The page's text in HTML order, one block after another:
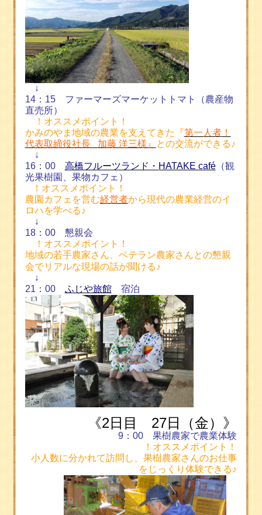
↓
14： 15ファーマーズマーケットトマト（農産物
直売所）
！オススメポイント！
かみのやま地域の農業を支えてきた『第一人者！
代表取締役社長 加藤 洋三様』
との交流ができる♪
↓
16： 00 高橋フルーツランド・ HATAKE café（観
光果樹園、果物カフェ）
！オススメポイント！
農園カフェを営む経営者から現代の農業経営のイ
ロハを学べる♪
↓
18： 00懇親会
！オススメポイント！
地域の若手農家さん、ベテラン農家さんとの懇親
会でリアルな現場の話が聞ける♪
↓
21 ： 00 ふじや旅館宿泊
《2日目 27日（金）》
9 ：00 果樹農家で農業体験
！オススメポイント！
小人数に分かれて訪問し、果樹農家さんのお仕事
をじっくり体験できる♪